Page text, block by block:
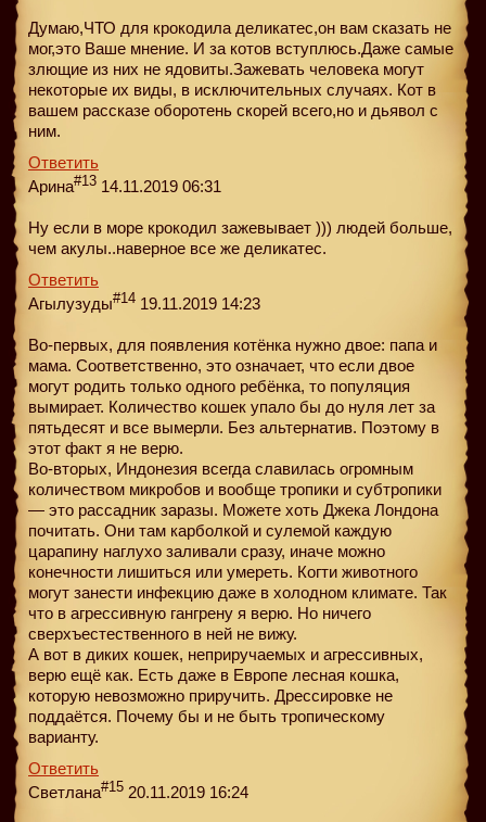
Думаю,ЧТО для крокодила деликатес,он вам сказать не
мог,это Ваше мнение. И за котов вступлюсь.Даже самые
злющие из них не ядовиты.Зажевать человека могут
некоторые их виды, в исключительных случаях. Кот в
вашем рассказе оборотень скорей всего,но и дьявол с
ним.
Ответить
Арина#13 14.11.2019 06:31
Ну если в море крокодил зажевывает ))) людей больше,
чем акулы..наверное все же деликатес.
Ответить
Агылузуды#14 19.11.2019 14:23
Во-первых, для появления котёнка нужно двое: папа и
мама. Соответственно, это означает, что если двое
могут родить только одного ребёнка, то популяция
вымирает. Количество кошек упало бы до нуля лет за
пятьдесят и все вымерли. Без альтернатив. Поэтому в
этот факт я не верю.
Во-вторых, Индонезия всегда славилась огромным
количеством микробов и вообще тропики и субтропики
— это рассадник заразы. Можете хоть Джека Лондона
почитать. Они там карболкой и сулемой каждую
царапину наглухо заливали сразу, иначе можно
конечности лишиться или умереть. Когти животного
могут занести инфекцию даже в холодном климате. Так
что в агрессивную гангрену я верю. Но ничего
сверхъестественного в ней не вижу.
А вот в диких кошек, неприручаемых и агрессивных,
верю ещё как. Есть даже в Европе лесная кошка,
которую невозможно приручить. Дрессировке не
поддаётся. Почему бы и не быть тропическому
варианту.
Ответить
Светлана#15 20.11.2019 16:24